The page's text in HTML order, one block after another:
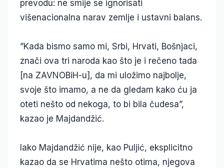
prevodu: ne smije se ignorisati
višenacionalna narav zemlje i ustavni balans.
”Kada bismo samo mi, Srbi, Hrvati, Bošnjaci,
znači ova tri naroda kao što je i rečeno tada
[na ZAVNOBiH-u], da mi uložimo najbolje,
svoje što imamo, a ne da gledam kako ću ja
oteti nešto od nekoga, to bi bila čudesa”,
kazao je Majdandžić.
Iako Majdandžić nije, kao Puljić, eksplicitno
kazao da se Hrvatima nešto otima, njegova